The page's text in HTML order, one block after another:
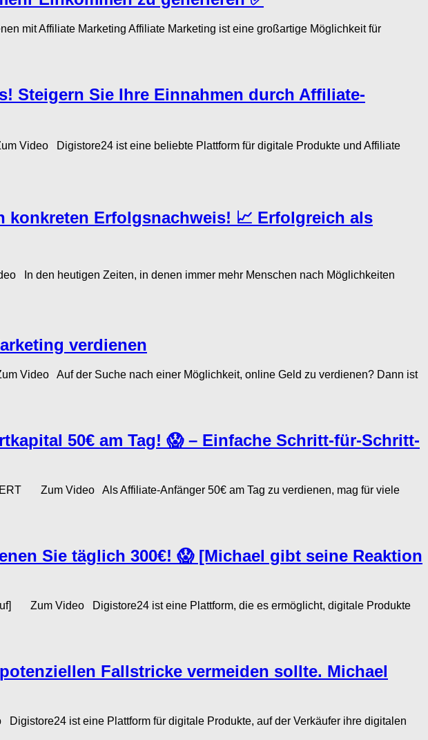
mit Affiliate Marketing Affiliate Marketing ist eine großartige Möglichkeit für
Steigern Sie Ihre Einnahmen durch Affiliate-
Video Digistore24 ist eine beliebte Plattform für digitale Produkte und Affiliate
konkreten Erfolgsnachweis! 📈 Erfolgreich als
In den heutigen Zeiten, in denen immer mehr Menschen nach Möglichkeiten
verdienen
Video Auf der Suche nach einer Möglichkeit, online Geld zu verdienen? Dann ist
50€ am Tag! 😱 – Einfache Schritt-für-Schritt-
Zum Video Als Affiliate-Anfänger 50€ am Tag zu verdienen, mag für viele
Sie täglich 300€! 😱 [Michael gibt seine Reaktion
Zum Video Digistore24 ist eine Plattform, die es ermöglicht, digitale Produkte
Fallstricke vermeiden sollte. Michael
ist eine Plattform für digitale Produkte, auf der Verkäufer ihre digitalen